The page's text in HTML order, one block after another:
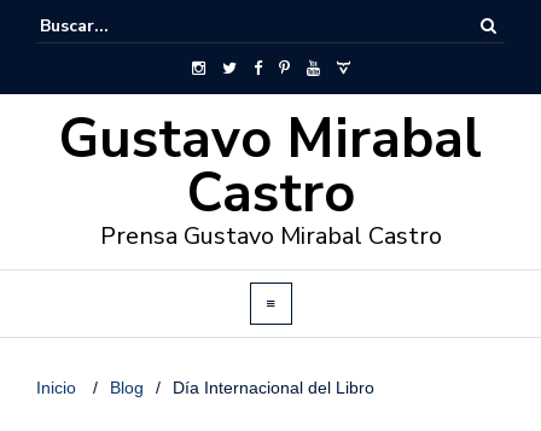
Gustavo Mirabal
Castro
Prensa Gustavo Mirabal Castro
Inicio / Blog / Día Internacional del Libro